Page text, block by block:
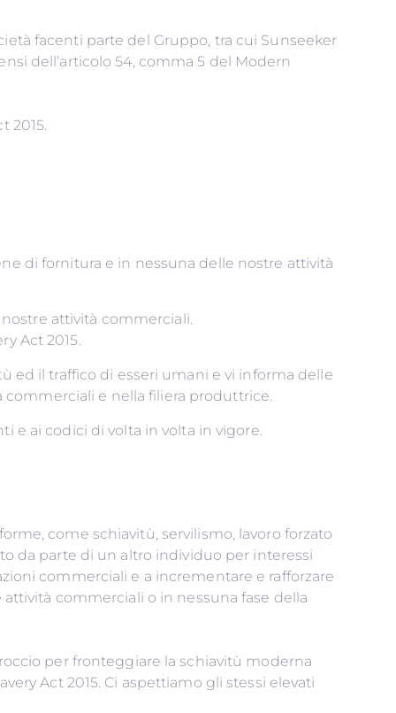
facenti parte del Gruppo, tra cui Sunseeker
dell’articolo 54, comma 5 del Modern
2015.
di fornitura e in nessuna delle nostre attività
attività commerciali.
Act 2015.
ed il traffico di esseri umani e vi informa delle
e nella filiera produttrice.
e ai codici di volta in volta in vigore.
come schiavitù, servilismo, lavoro forzato
da parte di un altro individuo per interessi
commerciali e a incrementare e rafforzare
commerciali o in nessuna fase della
per fronteggiare la schiavitù moderna
Act 2015. Ci aspettiamo gli stessi elevati
d'affari.